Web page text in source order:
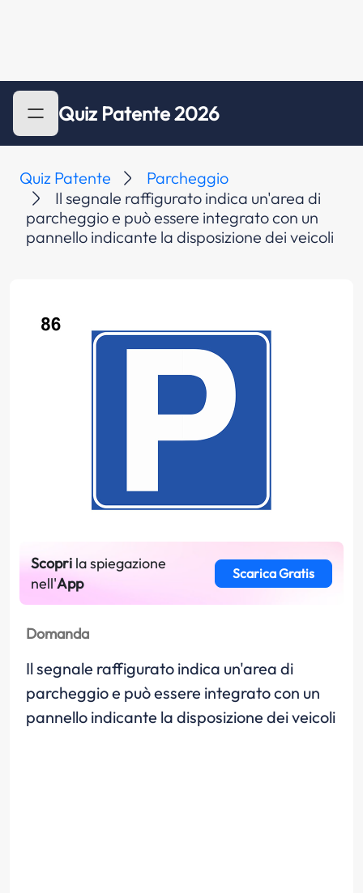
Quiz Patente 2026
Quiz Patente
Parcheggio
Il segnale raffigurato indica un'area di
parcheggio e può essere integrato con un
pannello indicante la disposizione dei veicoli
Scopri la spiegazione
nell'App
Scarica Gratis
Domanda
Il segnale raffigurato indica un'area di
parcheggio e può essere integrato con un
pannello indicante la disposizione dei veicoli